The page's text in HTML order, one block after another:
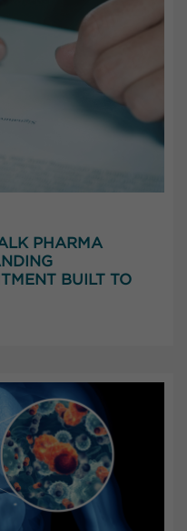
PHARMA
BUILT TO